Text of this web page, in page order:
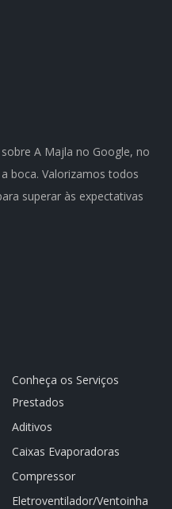
A Majla no Google, no
boca. Valorizamos todos
superar às expectativas
Conheça os Serviços
Prestados
Aditivos
Caixas Evaporadoras
Compressor
Eletroventilador/Ventoinha